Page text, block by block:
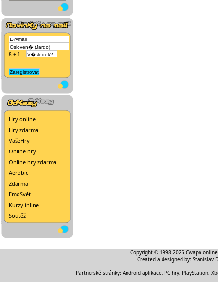
8 + 1 =
Hry online
Hry zdarma
VašeHry
Online hry
Online hry zdarma
Aerobic
Zdarma
EmoSvět
Kurzy inline
Soutěž
Copyright © 1998-2026 Cwapa
Created a designed by: Stanislav
Partnerské stránky: Android aplikace, PC hry, PlayStation,